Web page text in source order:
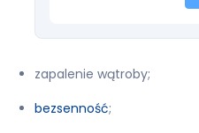
zapalenie wątroby;
bezsenność;